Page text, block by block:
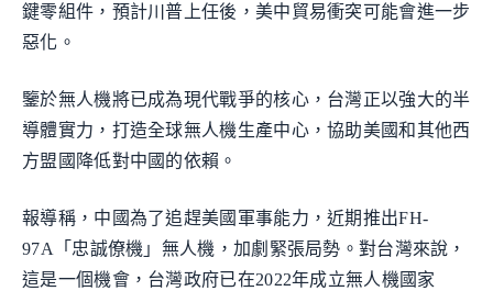
鍵零組件，預計川普上任後，美中貿易衝突可能會進一步
惡化。
鑒於無人機將已成為現代戰爭的核心，台灣正以強大的半
導體實力，打造全球無人機生產中心，協助美國和其他西
方盟國降低對中國的依賴。
報導稱，中國為了追趕美國軍事能力，近期推出FH-
97A「忠誠僚機」無人機，加劇緊張局勢。對台灣來說，
這是一個機會，台灣政府已在2022年成立無人機國家